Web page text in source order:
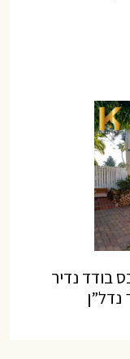
בודד נדיר
נדל”ן